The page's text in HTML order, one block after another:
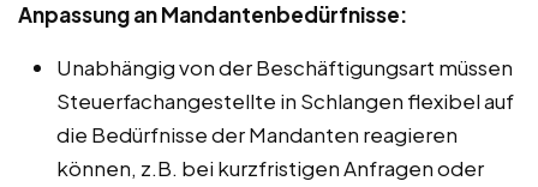
Anpassung an Mandantenbedürfnisse:
Unabhängig von der Beschäftigungsart müssen
Steuerfachangestellte in Schlangen flexibel auf
die Bedürfnisse der Mandanten reagieren
können, z.B. bei kurzfristigen Anfragen oder